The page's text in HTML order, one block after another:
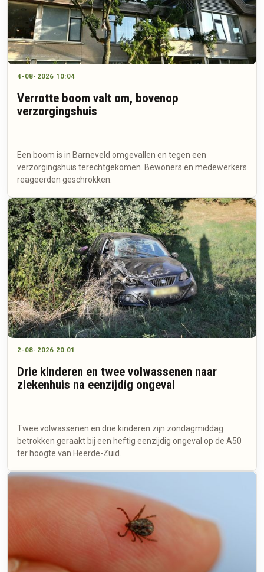
4-08-2026 10:04
Verrotte boom valt om, bovenop
verzorgingshuis
Een boom is in Barneveld omgevallen en tegen een
verzorgingshuis terechtgekomen. Bewoners en medewerkers
reageerden geschrokken.
2-08-2026 20:01
Drie kinderen en twee volwassenen naar
ziekenhuis na eenzijdig ongeval
Twee volwassenen en drie kinderen zijn zondagmiddag
betrokken geraakt bij een heftig eenzijdig ongeval op de A50
ter hoogte van Heerde-Zuid.